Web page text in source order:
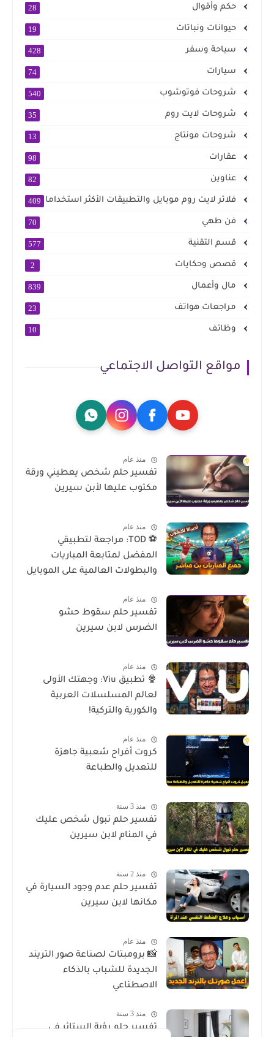
حكم وأقوال 28
حيوانات ونباتات 19
سياحة وسفر 428
سيارات 74
شروحات فوتوشوب 540
شروحات لايت روم 35
شروحات مونتاج 13
عقارات 98
عناوين 82
فلاتر لايت روم موبايل والتطبيقات الأكثر استخداما 409
فن طهي 70
قسم التقنية 577
قصص وحكايات 2
مال وأعمال 839
مراجعات هواتف 23
وظائف 10
مواقع التواصل الاجتماعي
منذ عام
تفسير حلم شخص يعطيني ورقة
مكتوب عليها لأبن سيرين
منذ عام
⚽ TOD: مراجعة لتطبيقي
المفضل لمتابعة المباريات
والبطولات العالمية على الموبايل
منذ عام
تفسير حلم سقوط حشو
الضرس لابن سيرين
منذ عام
🍿 تطبيق Viu: وجهتك الأولى
لعالم المسلسلات العربية
والكورية والتركية!
منذ عام
كروت أفراح شعبية جاهزة
للتعديل والطباعة
منذ 3 سنة
تفسير حلم تبول شخص عليك
في المنام لابن سيرين
منذ 2 سنة
تفسير حلم عدم وجود السيارة في
مكانها لابن سيرين
منذ عام
📸 برومبتات لصناعة صور التريند
الجديدة للشباب بالذكاء
الاصطناعي
منذ 3 سنة
تفسير حلم رؤية الستائر في